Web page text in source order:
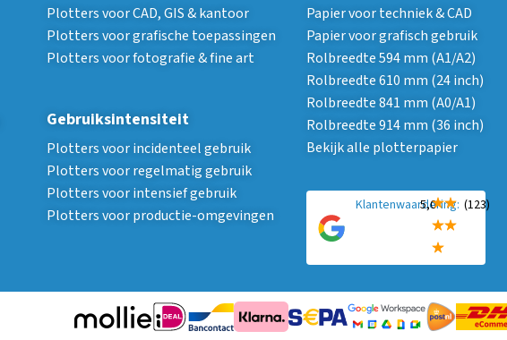
Plotters voor CAD, GIS & kantoor
Plotters voor grafische toepassingen
Plotters voor fotografie & fine art
Gebruiksintensiteit
Plotters voor incidenteel gebruik
Plotters voor regelmatig gebruik
Plotters voor intensief gebruik
Plotters voor productie-omgevingen
Papier voor techniek & CAD
Papier voor grafisch gebruik
Rolbreedte 594 mm (A1/A2)
Rolbreedte 610 mm (24 inch)
Rolbreedte 841 mm (A0/A1)
Rolbreedte 914 mm (36 inch)
Bekijk alle plotterpapier
Klantenwaardering:
5,0 (123)